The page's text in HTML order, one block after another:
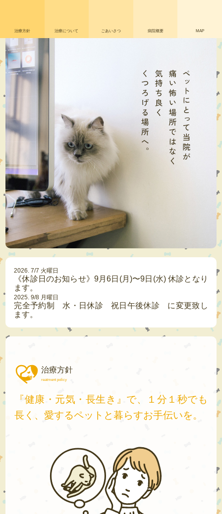
治療方針 治療について ごあいさつ 病院概要 MAP
2026. 7/7 火曜日
《休診日のお知らせ》9月6日(月)〜9日(水) 休診となり
ます。
2025. 9/8 月曜日
完全予約制 水・日休診 祝日午後休診 に変更致し
ます。
治療方針
reatment policy
『健康・元気・長生き』で、
１分１秒でも
長く、愛するペットと暮らすお手伝いを。